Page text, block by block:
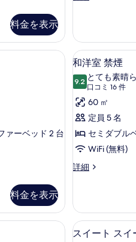
料金を表示
の
す
べ
て
の
写
真
を
表
る
ー
ド
洋
喫
可
の
細
パソコン用作業スペース、遮光カーテ
ァーベッド 2 台
料金を表示
和
洋
室
禁
煙
の
す
べ
写
真
5
和洋室 禁煙
9.210 点中 9.2
とても素晴
口コミ 16 件
(口
コ
ミ
16
件)
60 ㎡
定員 5 名
セミダブル
WiFi (無料)
詳細
和
煙
の
詳
デスク、ノートパソコン用作業スペ
ス 1
スイート ス